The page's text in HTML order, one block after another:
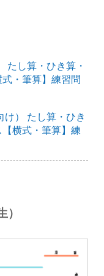
たし算・ひき算・
・筆算】練習問
け） たし算・ひき
横式・筆算】練
）